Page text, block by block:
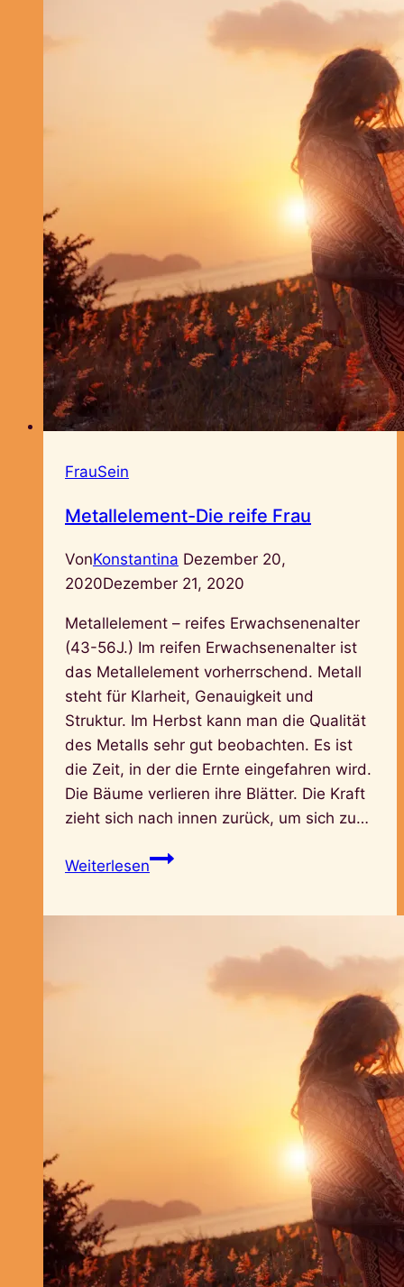
FrauSein
Metallelement-Die reife Frau
VonKonstantina Dezember 20,
2020Dezember 21, 2020
Metallelement – reifes Erwachsenenalter
(43-56J.) Im reifen Erwachsenenalter ist
das Metallelement vorherrschend. Metall
steht für Klarheit, Genauigkeit und
Struktur. Im Herbst kann man die Qualität
des Metalls sehr gut beobachten. Es ist
die Zeit, in der die Ernte eingefahren wird.
Die Bäume verlieren ihre Blätter. Die Kraft
zieht sich nach innen zurück, um sich zu…
WeiterlesenMetallelement-